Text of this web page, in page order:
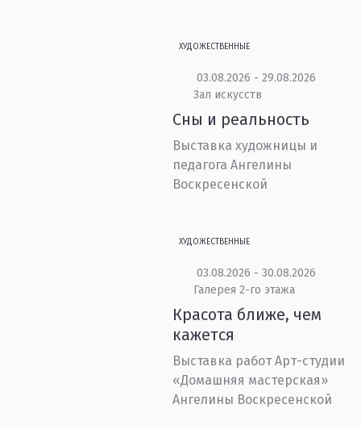
ХУДОЖЕСТВЕННЫЕ
03.08.2026 - 29.08.2026
Зал искусств
Сны и реальность
Выставка художницы и
педагога Ангелины
Воскресенской
ХУДОЖЕСТВЕННЫЕ
03.08.2026 - 30.08.2026
Галерея 2-го этажа
Красота ближе, чем
кажется
Выставка работ Арт-студии
«Домашняя мастерская»
Ангелины Воскресенской